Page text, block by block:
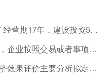
某建设项目建设期3年，生产经营期17年，建设投资5500万元
我国《企业会计准则》规定，企业按照交易或者事项的经济特征确定
对于非经营性技术方案，经济效果评价主要分析拟定方案的( )。